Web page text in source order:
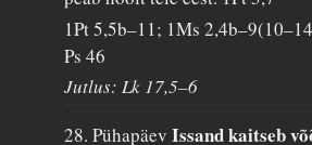
1Pt 5,5b–11; 1Ms
Ps 46
Jutlus: Lk 17,5–6
28. PühapäevIssand kaitseb